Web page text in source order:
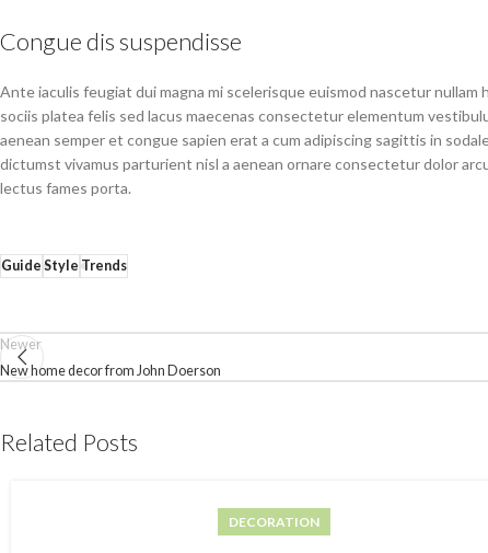
Congue dis suspendisse
Ante iaculis feugiat dui magna mi scelerisque euismod nascetur
sociis platea felis sed lacus maecenas consectetur elementum
aenean semper et congue sapien erat a cum adipiscing sagittis in
dictumst vivamus parturient nisl a aenean ornare consectetur dolor
lectus fames porta.
Guide Style Trends
Newer
New home decor from John Doerson
Related Posts
DECORATION